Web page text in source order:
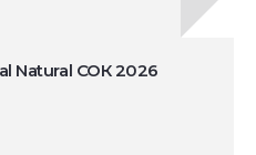
Natural СОК 2026